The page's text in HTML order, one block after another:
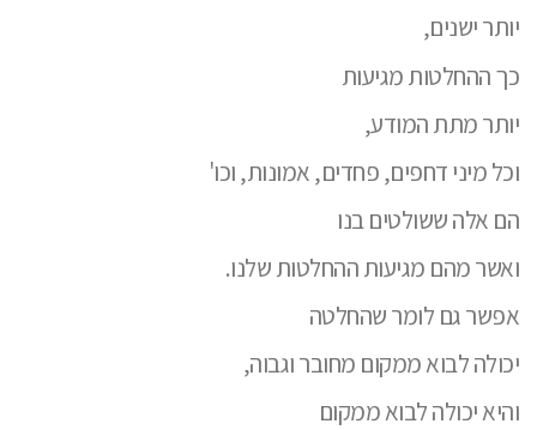
יותר ישנים,
כך ההחלטות מגיעות
יותר מתת המודע,
וכל מיני דחפים, פחדים, אמונות, וכו'
הם אלה ששולטים בנו
ואשר מהם מגיעות ההחלטות שלנו.
אפשר גם לומר שהחלטה
יכולה לבוא ממקום מחובר וגבוה,
והיא יכולה לבוא ממקום